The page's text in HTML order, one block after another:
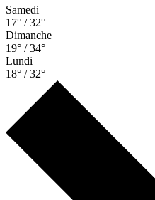
Samedi
17° / 32°
Dimanche
19° / 34°
Lundi
18° / 32°